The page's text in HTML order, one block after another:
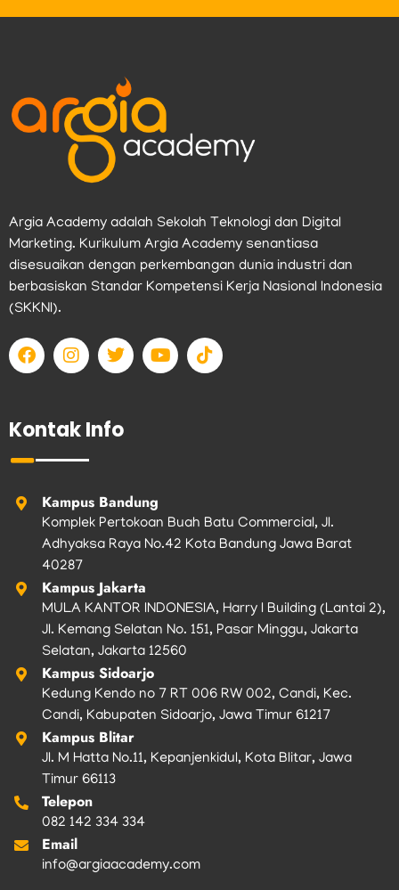
Argia Academy adalah Sekolah Teknologi dan Digital
Marketing. Kurikulum Argia Academy senantiasa
disesuaikan dengan perkembangan dunia industri dan
berbasiskan Standar Kompetensi Kerja Nasional Indonesia
(SKKNI).
F
a
c
o
o
k
I
n
s
a
g
a
T
w
i
e
Y
o
u
T
i
k
Kontak Info
Kampus Bandung
Komplek Pertokoan Buah Batu Commercial, Jl.
Adhyaksa Raya No.42 Kota Bandung Jawa Barat
40287
Kampus Jakarta
MULA KANTOR INDONESIA, Harry I Building (Lantai 2),
Jl. Kemang Selatan No. 151, Pasar Minggu, Jakarta
Selatan, Jakarta 12560
Kampus Sidoarjo
Kedung Kendo no 7 RT 006 RW 002, Candi, Kec.
Candi, Kabupaten Sidoarjo, Jawa Timur 61217
Kampus Blitar
Jl. M Hatta No.11, Kepanjenkidul, Kota Blitar, Jawa
Timur 66113
Telepon
082 142 334 334
Email
info@argiaacademy.com